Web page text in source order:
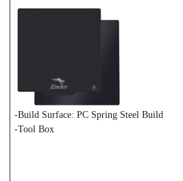
-Build Surface: PC Spring Steel Build
-Tool Box